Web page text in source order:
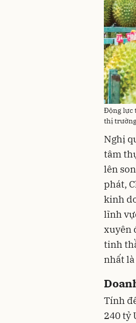
Động lực
thị
Nghị
tâm
lên
phát,
kinh
lĩnh
xuyên
tinh
nhất
Tính
240 tỷ